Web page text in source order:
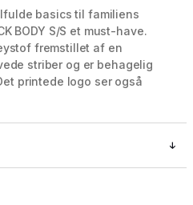
basics til familiens
BODY S/S et must-have.
fremstillet af en
striber og er behagelig
printede logo ser også